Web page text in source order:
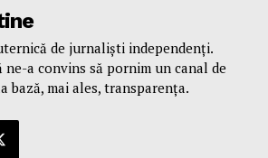
de jurnaliști independenți.
a convins să pornim un canal de
bază, mai ales, transparența.